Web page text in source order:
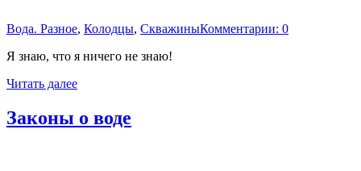
Вода. Разное, Колодцы, СкважиныКомментарии: 0
Я знаю, что я ничего не знаю!
Читать далее
Законы о воде